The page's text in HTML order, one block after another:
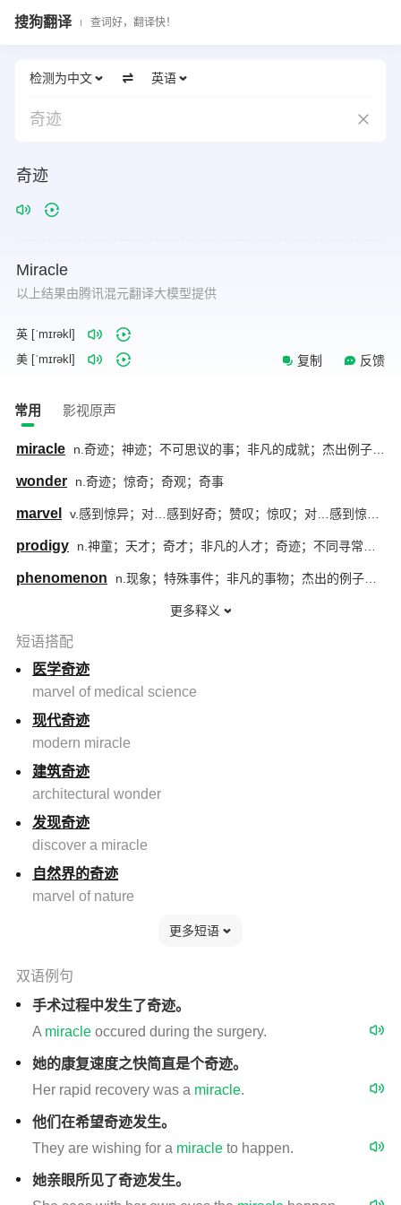
搜狗翻译 查词好，翻译快！
检测为中文 英语
奇迹
奇迹
Miracle
以上结果由腾讯混元翻译大模型提供
英 [ˈmɪrəkl]
美 [ˈmɪrəkl]
复制 反馈
常用 影视原声
miracle n.奇迹；神迹；不可思议的事；非凡的成就；杰出例子；精品
wonder n.奇迹；惊奇；奇观；奇事
marvel v.感到惊异；对…感到好奇；赞叹；惊叹；对…感到惊讶；钦佩
prodigy n.神童；天才；奇才；非凡的人才；奇迹；不同寻常的例子；奇观；奇物
phenomenon n.现象；特殊事件；非凡的事物；杰出的例子；显著的事；天才；非凡的人；杰出人才
更多释义
短语搭配
医学奇迹
marvel of medical science
现代奇迹
modern miracle
建筑奇迹
architectural wonder
发现奇迹
discover a miracle
自然界的奇迹
marvel of nature
更多短语
双语例句
手术过程中发生了奇迹。
A miracle occured during the surgery.
她的康复速度之快简直是个奇迹。
Her rapid recovery was a miracle.
他们在希望奇迹发生。
They are wishing for a miracle to happen.
她亲眼所见了奇迹发生。